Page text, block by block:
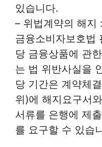
있습니다.
– 위법계약의 해지
금융소비자보호법
당 금융상품에 관
는 법 위반사실을
당 기간은 계약체
위)에 해지요구서
서류를 은행에 제
를 요구할 수 있습